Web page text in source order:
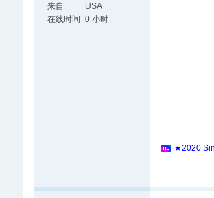
来自
USA
在线时间
0 小时
★2020